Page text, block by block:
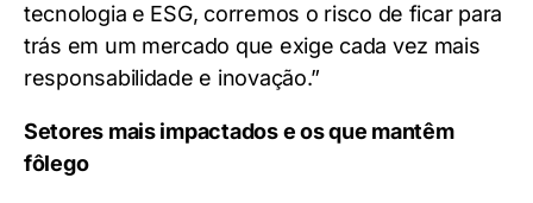
tecnologia e ESG, corremos o risco de ficar para
trás em um mercado que exige cada vez mais
responsabilidade e inovação.”
Setores mais impactados e os que mantêm
fôlego